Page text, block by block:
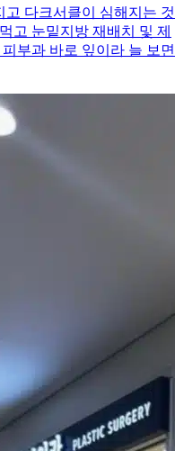
다크서클이 심해지는 것
고 눈밑지방 재배치 및 제
부과 바로 잎이라 늘 보면